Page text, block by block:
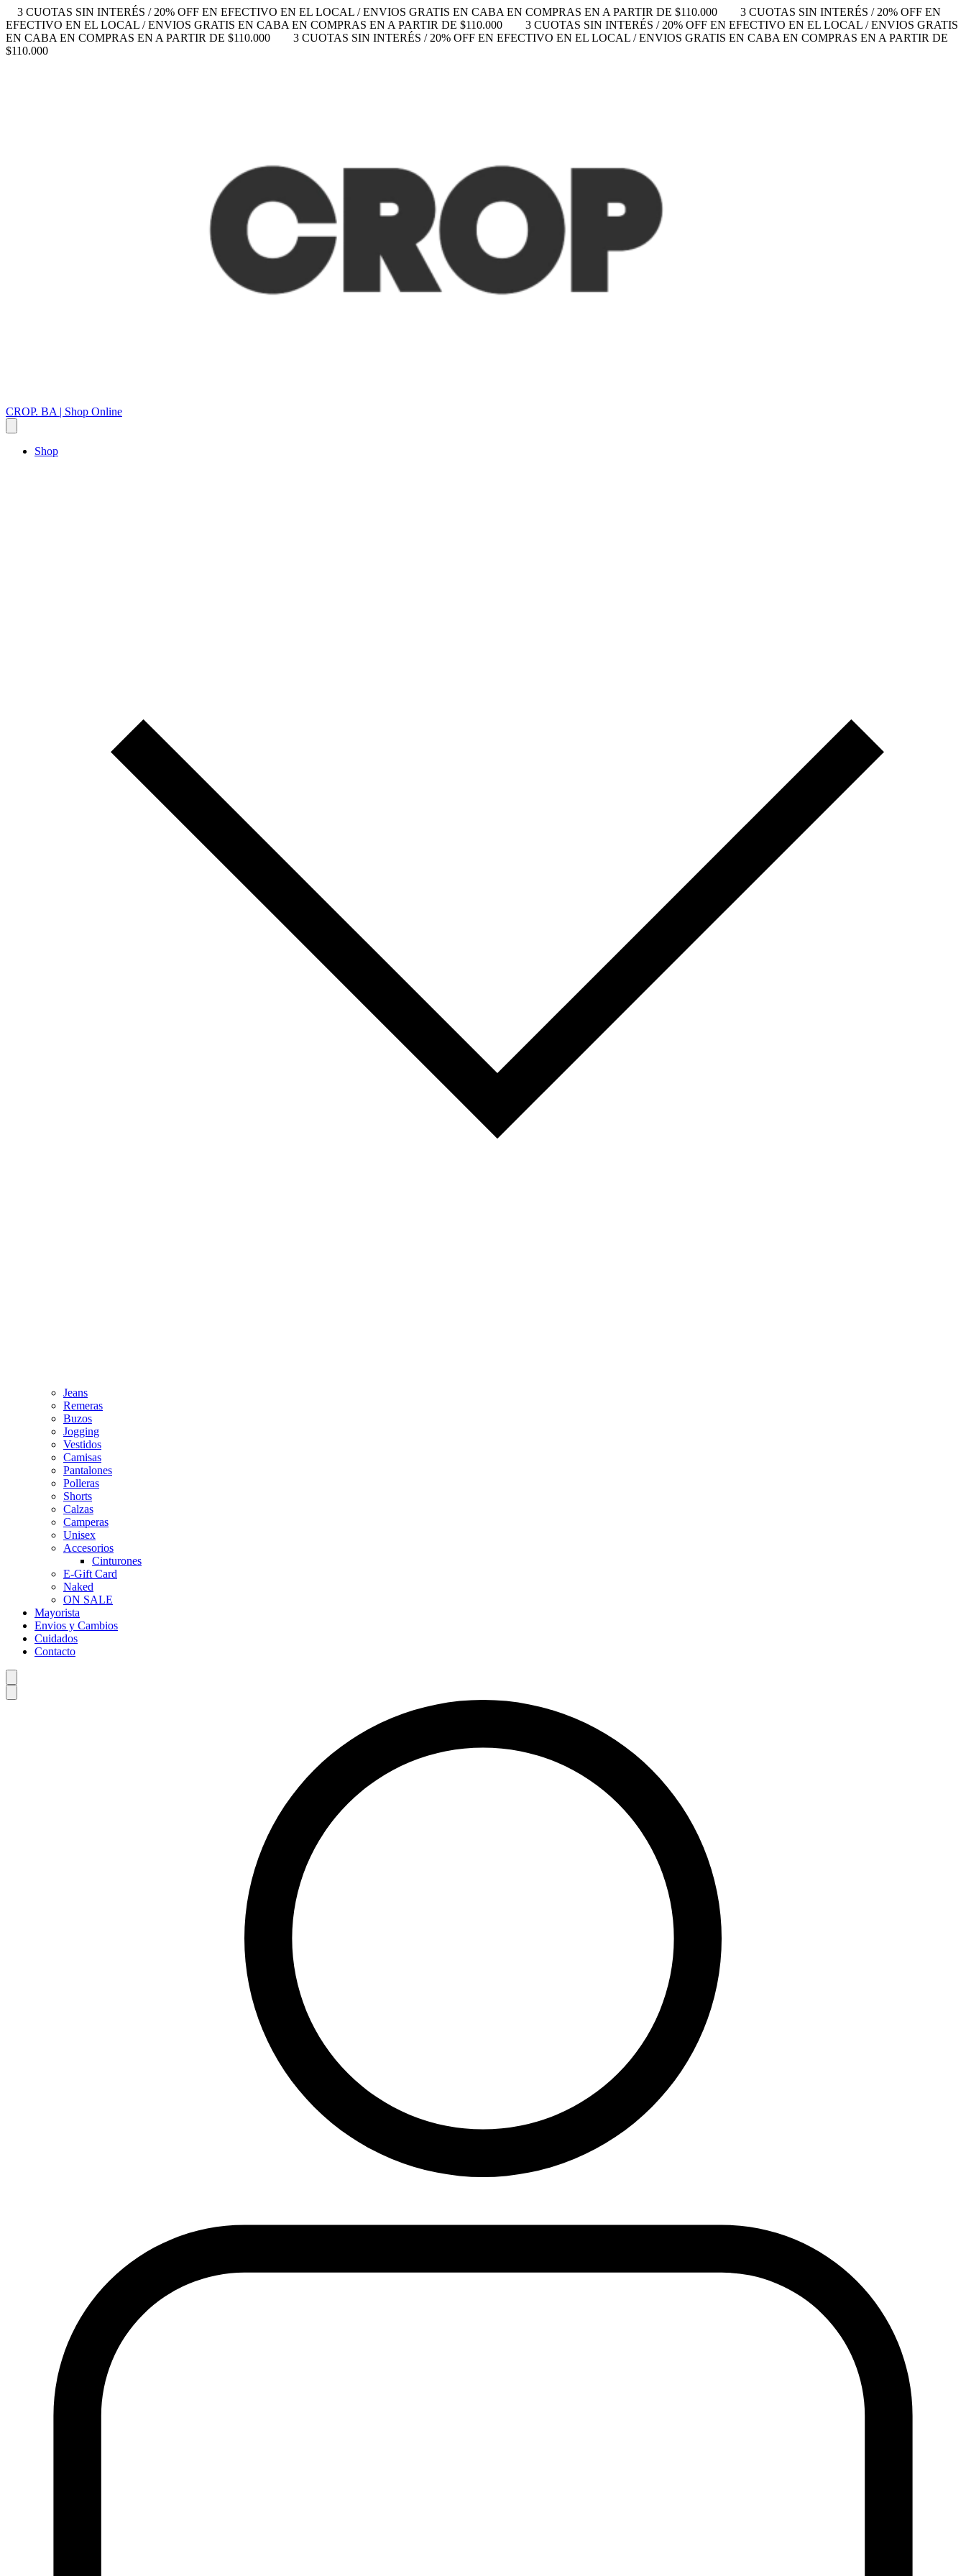
3 CUOTAS SIN INTERÉS / 20% OFF EN EFECTIVO EN EL LOCAL / ENVIOS GRATIS EN CABA EN COMPRAS EN A PARTIR DE $110.000
3 CUOTAS SIN INTERÉS / 20% OFF EN
EFECTIVO EN EL LOCAL / ENVIOS GRATIS EN CABA EN COMPRAS EN A PARTIR DE $110.000
3 CUOTAS SIN INTERÉS / 20% OFF EN EFECTIVO EN EL LOCAL / ENVIOS GRATIS
EN CABA EN COMPRAS EN A PARTIR DE $110.000
3 CUOTAS SIN INTERÉS / 20% OFF EN EFECTIVO EN EL LOCAL / ENVIOS GRATIS EN CABA EN COMPRAS EN A PARTIR DE
$110.000
CROP. BA | Shop Online
Shop
Jeans
Remeras
Buzos
Jogging
Vestidos
Camisas
Pantalones
Polleras
Shorts
Calzas
Camperas
Unisex
Accesorios
Cinturones
E-Gift Card
Naked
ON SALE
Mayorista
Envios y Cambios
Cuidados
Contacto